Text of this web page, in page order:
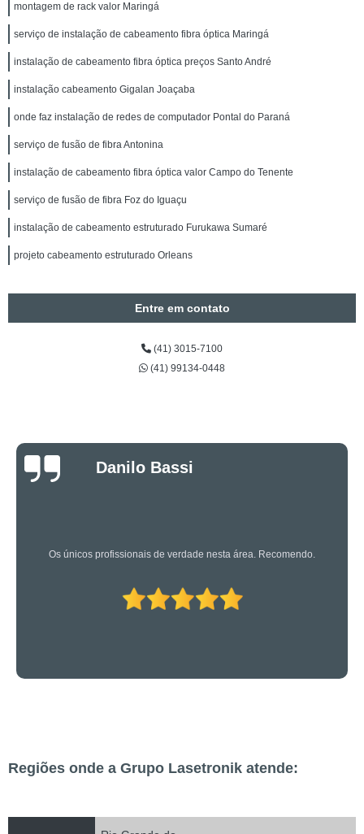
montagem de rack valor Maringá
serviço de instalação de cabeamento fibra óptica Maringá
instalação de cabeamento fibra óptica preços Santo André
instalação cabeamento Gigalan Joaçaba
onde faz instalação de redes de computador Pontal do Paraná
serviço de fusão de fibra Antonina
instalação de cabeamento fibra óptica valor Campo do Tenente
serviço de fusão de fibra Foz do Iguaçu
instalação de cabeamento estruturado Furukawa Sumaré
projeto cabeamento estruturado Orleans
Entre em contato
(41) 3015-7100
(41) 99134-0448
Luciano Rueda
Oliveira
Os caras são bons mesmo! Profissionais de primeira!
Regiões onde a Grupo Lasetronik atende: